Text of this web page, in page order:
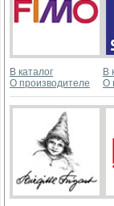
В каталог
О производителе
В
О